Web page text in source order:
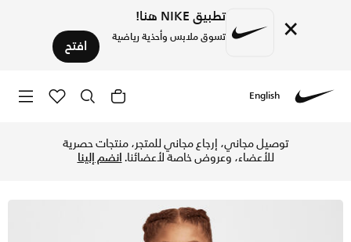
× تطبيق NIKE هنا!
تسوق ملابس وأحذية رياضية افتح
English
توصيل مجاني، إرجاع مجاني للمتجر، منتجات حصرية
للأعضاء، وعروض خاصة لأعضائنا.انضم إلينا